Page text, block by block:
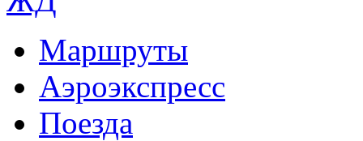
Маршруты
Аэроэкспресс
Поезда